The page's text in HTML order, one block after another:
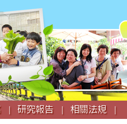
| 研究報告 |
相關法規 |